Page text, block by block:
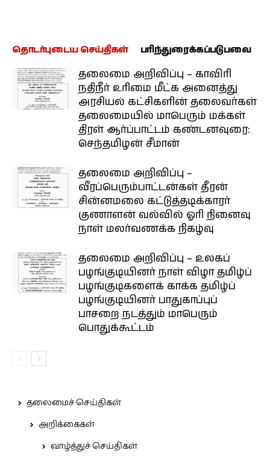
தொடர்புடைய செய்திகள் பரிந்துரைக்கப்படுபவை
தலைமை அறிவிப்பு – காவிரி
நதிநீர் உரிமை மீட்க அனைத்து
அரசியல் கட்சிகளின் தலைவர்கள்
தலைமையில் மாபெரும் மக்கள்
திரள் ஆர்ப்பாட்டம் கண்டனவுரை:
செந்தமிழன் சீமான்
தலைமை அறிவிப்பு –
வீரப்பெரும்பாட்டன்கள் தீரன்
சின்னமலை கட்டுத்தடிக்காரர்
குணாளன் வல்வில் ஓரி நினைவு
நாள் மலர்வணக்க நிகழ்வு
தலைமை அறிவிப்பு – உலகப்
பழங்குடியினர் நாள் விழா தமிழ்ப்
பழங்குடிகளைக் காக்க தமிழ்ப்
பழங்குடியினர் பாதுகாப்புப்
பாசறை நடத்தும் மாபெரும்
பொதுக்கூட்டம்
தலைமைச் செய்திகள்
அறிக்கைகள்
வாழ்த்துச் செய்திகள்